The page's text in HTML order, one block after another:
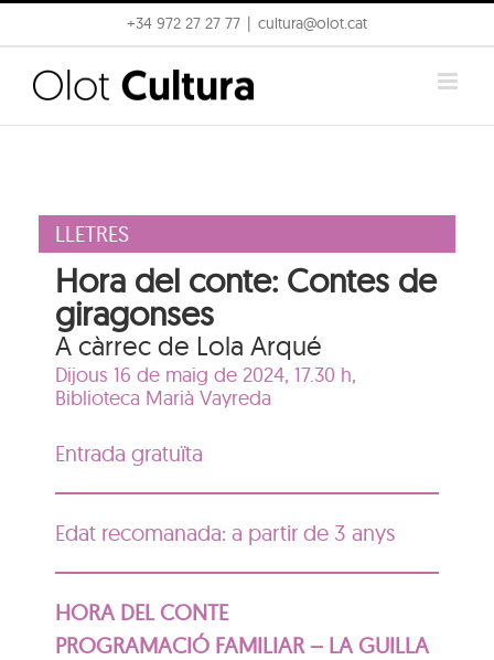
to
content
+34 972 27 27 77 cultura@olot.cat
LLETRES
Hora del conte: Contes de
giragonses
A càrrec de Lola Arqué
Dijous 16 de maig de 2024, 17.30 h,
Biblioteca Marià Vayreda
Entrada gratuïta
Edat recomanada: a partir de 3 anys
HORA DEL CONTE
PROGRAMACIÓ FAMILIAR – LA GUILLA